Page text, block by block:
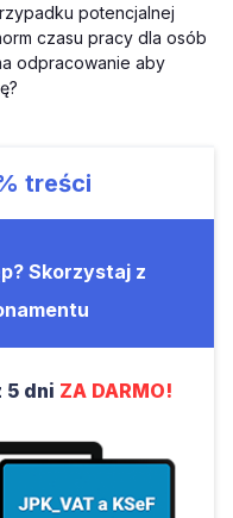
potencjalnej
czasu pracy dla osób
odpracowanie aby
treści
Skorzystaj z
5 dni ZA DARMO!